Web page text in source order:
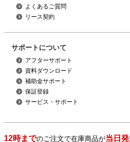
よくあるご質問
リース契約
サポートについて
アフターサポート
資料ダウンロード
補助金サポート
保証登録
サービス・サポート
12時までのご注文で在庫商品が当日